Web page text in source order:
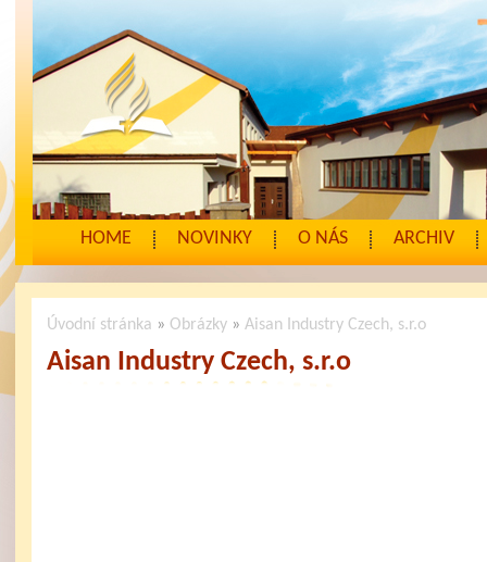
HOME NOVINKY O NÁS ARCHIV
Úvodní stránka » Obrázky »Aisan Industry Czech, s.r.o
Aisan Industry Czech, s.r.o